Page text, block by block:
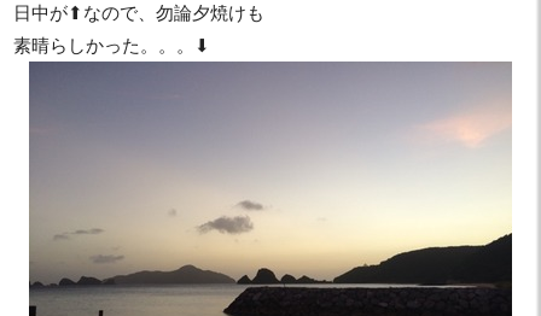
日中が⬆︎なので、勿論夕焼けも
素晴らしかった。。。⬇︎